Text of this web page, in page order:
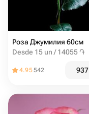
Роза Джумилия 60см
Desde 15 un / 14055 ֏
4.95542 937